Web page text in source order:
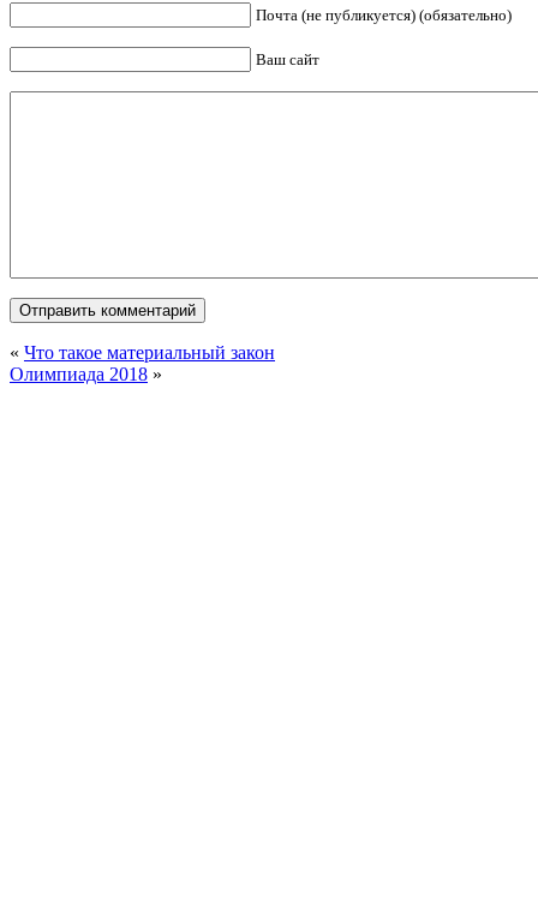
Почта (не публикуется) (обязательно)
Ваш сайт
« Что такое материальный закон
Олимпиада 2018 »